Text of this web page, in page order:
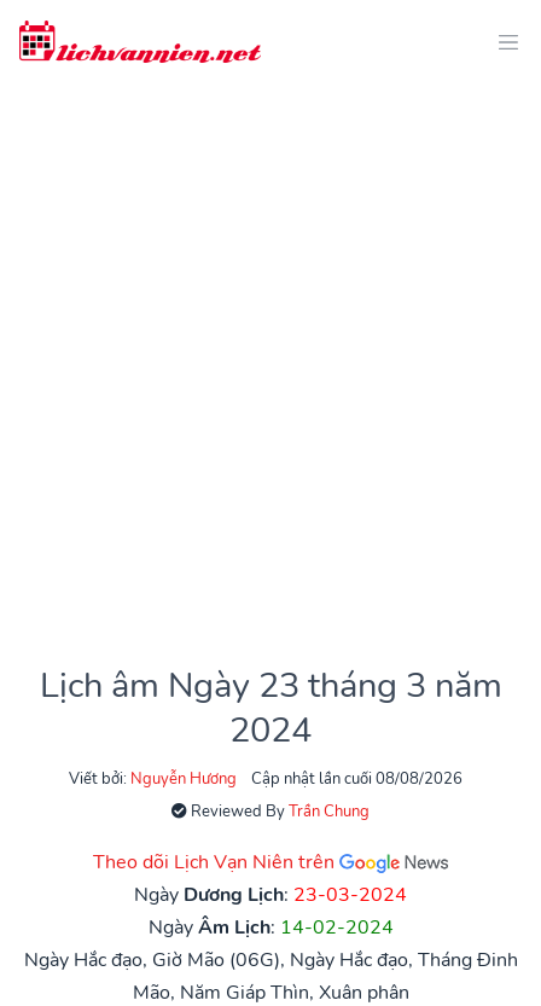
Lịch âm Ngày 23 tháng 3 năm
2024
Viết bởi: Nguyễn Hương
Cập nhật lần cuối 08/08/2026
Reviewed ByTrần Chung
Theo dõi Lịch Vạn Niên trên
Ngày Dương Lịch: 23-03-2024
NgàyÂm Lịch: 14-02-2024
Ngày Hắc đạo, Giờ Mão (06G), Ngày Hắc đạo, Tháng Đinh
Mão, Năm Giáp Thìn, Xuân phân